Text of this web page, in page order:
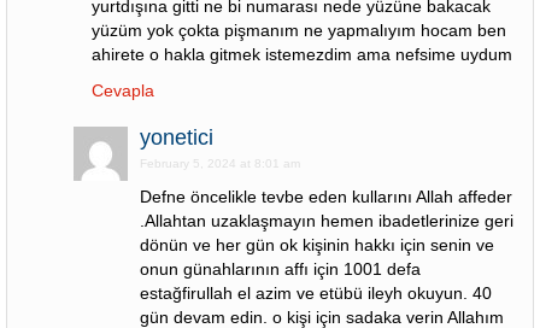
yurtdışına gitti ne bi numarası nede yüzüne bakacak
yüzüm yok çokta pişmanım ne yapmalıyım hocam ben
ahirete o hakla gitmek istemezdim ama nefsime uydum
Cevapla
yonetici
February 5, 2024 at 8:01 am
Defne öncelikle tevbe eden kullarını Allah affeder
.Allahtan uzaklaşmayın hemen ibadetlerinize geri
dönün ve her gün ok kişinin hakkı için senin ve
onun günahlarının affı için 1001 defa
estağfirullah el azim ve etübü ileyh okuyun. 40
gün devam edin. o kişi için sadaka verin Allahım